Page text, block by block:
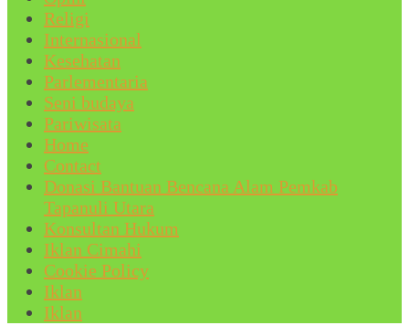
Religi
Internasional
Kesehatan
Parlementaria
Seni budaya
Pariwisata
Home
Contact
Donasi Bantuan Bencana Alam Pemkab
Tapanuli Utara
Konsultan Hukum
Iklan Cimahi
Cookie Policy
Iklan
Iklan